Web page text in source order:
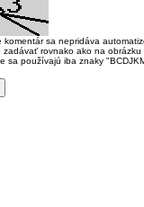
komentár sa nepridáva
zadávať rovnako ako na
sa používajú iba znaky